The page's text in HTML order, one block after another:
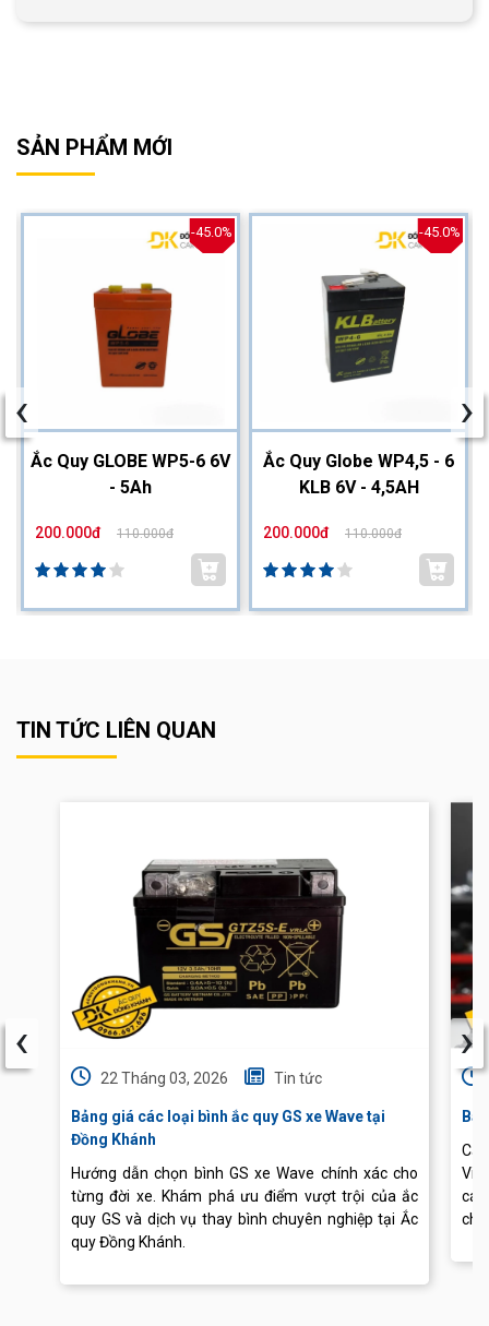
SẢN PHẨM MỚI
-45.0%
Ắc Quy GLOBE WP5-6 6V
- 5Ah
200.000đ 110.000đ
-45.0%
Ắc Quy Globe WP4,5 - 6
KLB 6V - 4,5AH
200.000đ 110.000đ
‹ ›
TIN TỨC LIÊN QUAN
22 Tháng 03, 2026 Tin tức
Bảng giá các loại bình ắc quy GS xe Wave tại
Đồng Khánh
Hướng dẫn chọn bình GS xe Wave chính xác cho
từng đời xe. Khám phá ưu điểm vượt trội của ắc
quy GS và dịch vụ thay bình chuyên nghiệp tại Ắc
quy Đồng Khánh.
‹ ›